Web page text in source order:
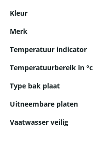
Kleur
Merk
Temperatuur indicator
Temperatuurbereik in °c
Type bak plaat
Uitneembare platen
Vaatwasser veilig